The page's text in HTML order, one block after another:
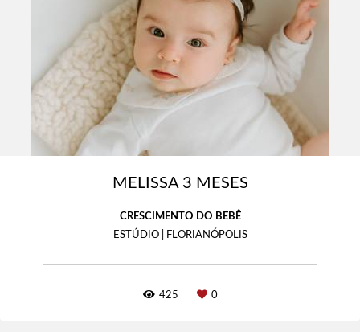
MELISSA 3 MESES
CRESCIMENTO DO BEBÊ
ESTÚDIO | FLORIANÓPOLIS
425 0